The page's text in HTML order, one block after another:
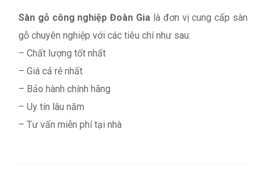
Sàn gỗ công nghiệp Đoàn Gia là đơn vị cung cấp sàn
gỗ chuyên nghiệp với các tiêu chí như sau:
– Chất lượng tốt nhất
– Giá cả rẻ nhất
– Bảo hành chính hãng
– Uy tín lâu năm
– Tư vấn miễn phí tại nhà